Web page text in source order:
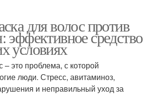
для волос против
эффективное средство
условиях
это проблема, с которой
люди. Стресс, авитаминоз,
и неправильный уход за